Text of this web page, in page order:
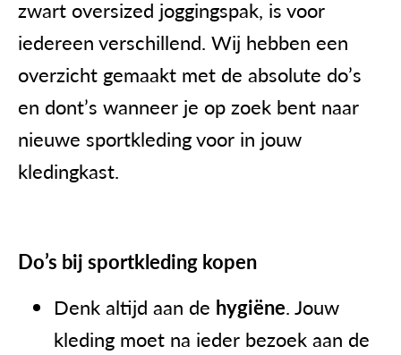
zwart oversized joggingspak, is voor
iedereen verschillend. Wij hebben een
overzicht gemaakt met de absolute do’s
en dont’s wanneer je op zoek bent naar
nieuwe sportkleding voor in jouw
kledingkast.
Do’s bij sportkleding kopen
Denk altijd aan de hygiëne. Jouw
kleding moet na ieder bezoek aan de